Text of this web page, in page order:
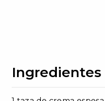
Ingredientes